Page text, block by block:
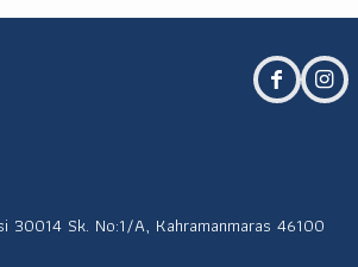
facebook
30014 Sk. No:1/A, Kahramanmaras 46100